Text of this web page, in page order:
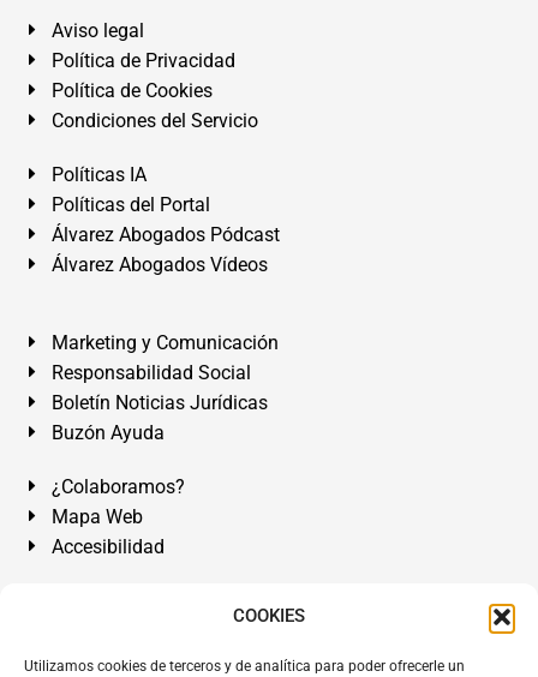
COOKIES
Utilizamos cookies de terceros y de analítica para poder ofrecerle un
Aviso legal
Política de Privacidad
Política de Cookies
Condiciones del Servicio
Políticas IA
Políticas del Portal
Álvarez Abogados Pódcast
Álvarez Abogados Vídeos
Marketing y Comunicación
Responsabilidad Social
Boletín Noticias Jurídicas
Buzón Ayuda
¿Colaboramos?
Mapa Web
Accesibilidad
Álvarez Abogados Tenerife:Calle Teobaldo Power Nº 7,
de Tenerife. Islas Canarias.